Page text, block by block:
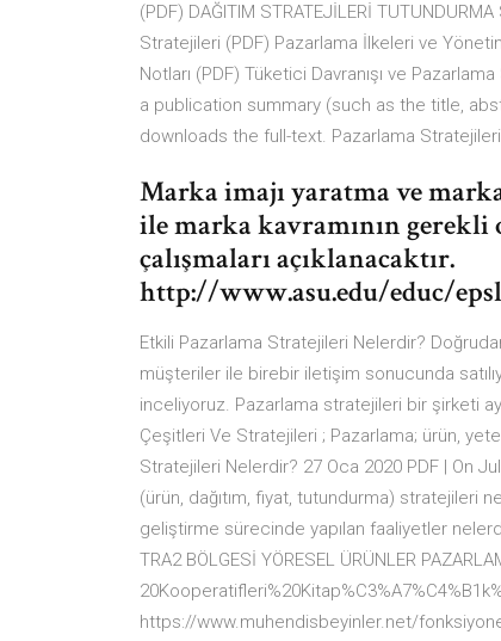
(PDF) DAĞITIM STRATEJİLERİ
Stratejileri (PDF) Pazarlama İlkeleri ve
Notları (PDF) Tüketici Davranışı ve
a publication summary (such as the title,
downloads the full-text. Pazarlama
Marka imajı yaratma ve
ile marka kavramının
çalışmaları açıklanacaktır.
http://www.asu.edu/educ/
Etkili Pazarlama Stratejileri Nelerdir?
müşteriler ile birebir iletişim sonucunda
inceliyoruz. Pazarlama stratejileri bir şirketi
Çeşitleri Ve Stratejileri ; Pazarlama; ürün,
Stratejileri Nelerdir? 27 Oca 2020 PDF | On
(ürün, dağıtım, fiyat, tutundurma) stratejileri
geliştirme sürecinde yapılan faaliyetler
TRA2 BÖLGESİ YÖRESEL ÜRÜNLER
https://www.muhendisbeyinler.net/